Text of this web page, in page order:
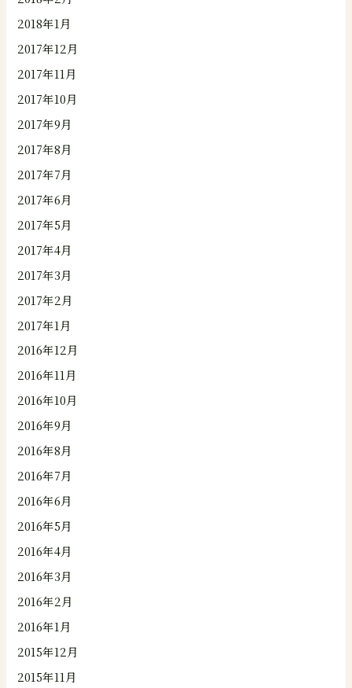
2018年1月
2017年12月
2017年11月
2017年10月
2017年9月
2017年8月
2017年7月
2017年6月
2017年5月
2017年4月
2017年3月
2017年2月
2017年1月
2016年12月
2016年11月
2016年10月
2016年9月
2016年8月
2016年7月
2016年6月
2016年5月
2016年4月
2016年3月
2016年2月
2016年1月
2015年12月
2015年11月